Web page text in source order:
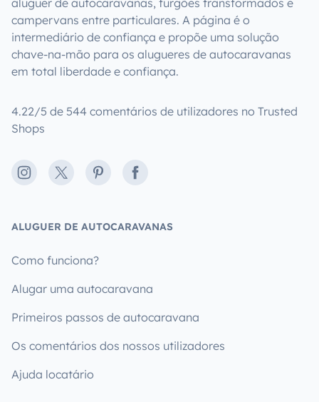
aluguer de autocaravanas, furgões transformados e
campervans entre particulares. A página é o
intermediário de confiança e propõe uma solução
chave-na-mão para os alugueres de autocaravanas
em total liberdade e confiança.
4.22/5 de 544 comentários de utilizadores no Trusted
Shops
Instagram
X PinterestFacebook
ALUGUER DE AUTOCARAVANAS
Como funciona?
Alugar uma autocaravana
Primeiros passos de autocaravana
Os comentários dos nossos utilizadores
Ajuda locatário